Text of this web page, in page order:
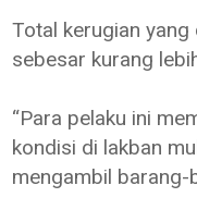
Total kerugian
sebesar kurang
“Para pelaku ini
kondisi di lakban
mengambil barang-